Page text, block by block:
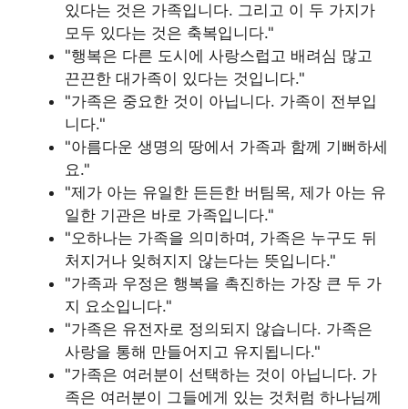
있다는 것은 가족입니다. 그리고 이 두 가지가
모두 있다는 것은 축복입니다."
"행복은 다른 도시에 사랑스럽고 배려심 많고
끈끈한 대가족이 있다는 것입니다."
"가족은 중요한 것이 아닙니다. 가족이 전부입
니다."
"아름다운 생명의 땅에서 가족과 함께 기뻐하세
요."
"제가 아는 유일한 든든한 버팀목, 제가 아는 유
일한 기관은 바로 가족입니다."
"오하나는 가족을 의미하며, 가족은 누구도 뒤
처지거나 잊혀지지 않는다는 뜻입니다."
"가족과 우정은 행복을 촉진하는 가장 큰 두 가
지 요소입니다."
"가족은 유전자로 정의되지 않습니다. 가족은
사랑을 통해 만들어지고 유지됩니다."
"가족은 여러분이 선택하는 것이 아닙니다. 가
족은 여러분이 그들에게 있는 것처럼 하나님께